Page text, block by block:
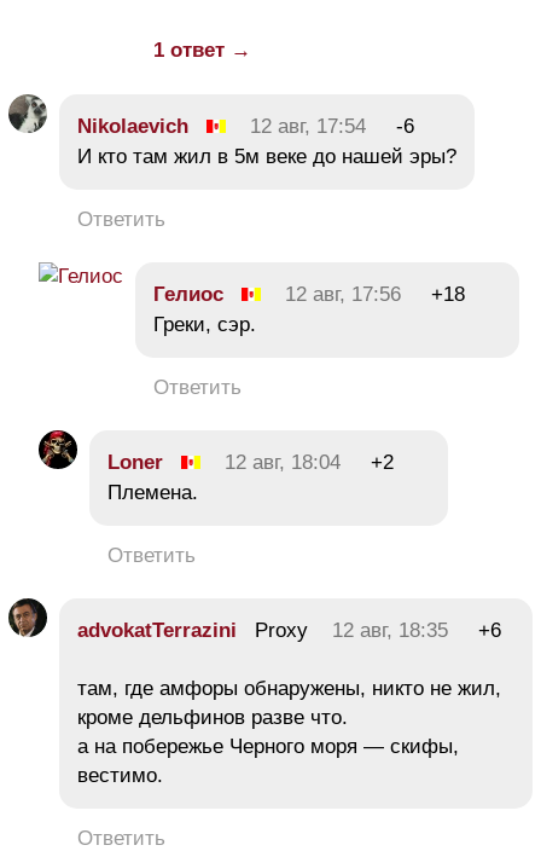
1 ответ →
Nikolaevich 12 авг, 17:54
-6
И кто там жил в 5м веке до нашей эры?
Ответить
Гелиос 12 авг, 17:56
+18
Греки, сэр.
Ответить
Loner 12 авг, 18:04
+2
Племена.
Ответить
advokatTerrazini Proxy 12 авг, 18:35 +6
там, где амфоры обнаружены, никто не жил,
кроме дельфинов разве что.
а на побережье Черного моря — скифы,
вестимо.
Ответить